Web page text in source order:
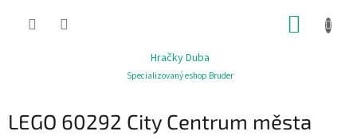
Hračky Duba
Specializovaný eshop Bruder
LEGO 60292 City Centrum města